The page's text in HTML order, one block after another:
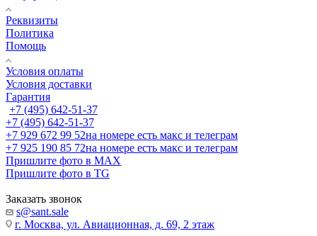
Реквизиты
Политика
Помощь
Условия оплаты
Условия доставки
Гарантия
+7 (495) 642-51-37
+7 (495) 642-51-37
+7 929 672 99 52на номере есть макс и телеграм
+7 925 190 85 72на номере есть макс и телеграм
Пришлите фото в MAX
Пришлите фото в TG
Заказать звонок
s@sant.sale
г. Москва, ул. Авиационная, д. 69, 2 этаж